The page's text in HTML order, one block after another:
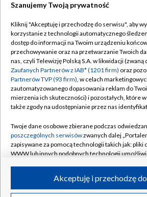
TVP
Abonament TVP
Emisja w TVP
Centrum informacji TVP
Naziemna Telewizja Cyfrowa
Rada Programowa
System NOS
Informacje o nadawcy
Program dla prasy
Regulamin TVP
Polityka
Moje zgody
Pomoc
Kontakt
Kanały
©2026 Telewizja Polska S.A.
Szanujemy Twoją prywatność
Kliknij "Akceptuję i przechodzę do serwisu", aby
korzystanie z technologii automatycznego
dostęp do informacji na Twoim urządzeniu
przechowywanie oraz na przetwarzanie Twoich
nas, czyli Telewizję Polską S.A. w likwidacji (zwaną
Zaufanych Partnerów z IAB* (1201 firm) oraz
Partnerów TVP (93 firm), w celach
zautomatyzowanego dopasowania reklam do
mierzenia ich skuteczności) i pozostałych, które
także zgody na udostępnianie przez nas
Twoje dane osobowe zbierane podczas
poszczególnych serwisówzwanych dalej
zapisywane za pomocą technologii takich jak: pliki
WWW lub innych podobnych technologii
ruchu w Internecie.Akceptuję i przechodzę